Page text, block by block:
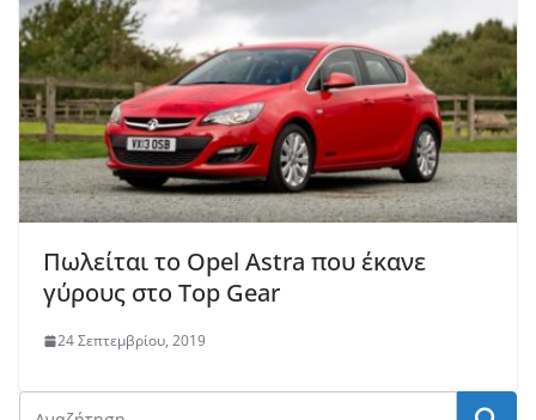
Πωλείται το Opel Astra που έκανε
γύρους στο Top Gear
24 Σεπτεμβρίου, 2019